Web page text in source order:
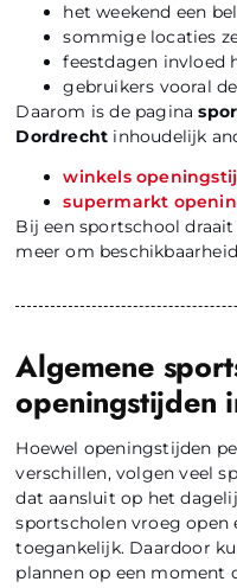
het weekend een
sommige locaties
feestdagen invloed
gebruikers vooral
Daarom is de pagina
Dordrecht inhoudelijk
winkels
supermarkt
Bij een sportschool
meer om
Algemene
openingstijden
Hoewel openingstijden
verschillen, volgen veel
dat aansluit op het
sportscholen vroeg open
toegankelijk. Daardoor
plannen op een moment